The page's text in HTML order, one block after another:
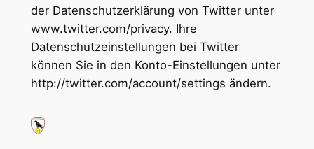
der Datenschutzerklärung von Twitter unter
www.twitter.com/privacy. Ihre
Datenschutzeinstellungen bei Twitter
können Sie in den Konto-Einstellungen unter
http://twitter.com/account/settings ändern.